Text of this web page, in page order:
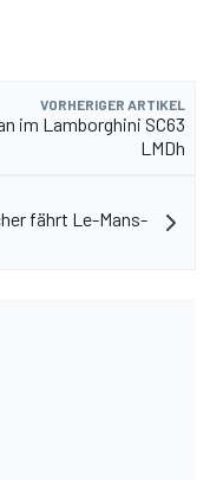
VORHERIGER ARTIKEL
im Lamborghini SC63
LMDh
fährt Le-Mans-